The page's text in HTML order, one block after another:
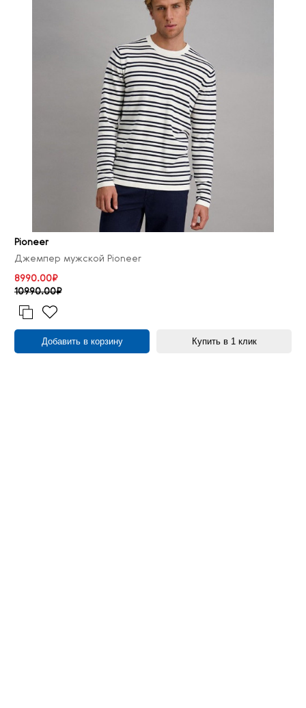
Pioneer
Джемпер мужской Pioneer
8990.00₽
10990.00₽
Добавить в корзину Купить в 1 клик